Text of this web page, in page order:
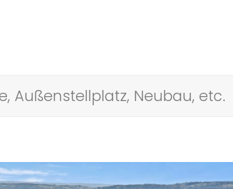
Außenstellplatz, Neubau, etc.